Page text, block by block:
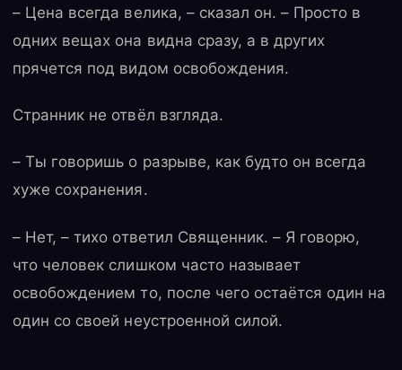
– Цена всегда велика, – сказал он. – Просто в
одних вещах она видна сразу, а в других
прячется под видом освобождения.
Странник не отвёл взгляда.
– Ты говоришь о разрыве, как будто он всегда
хуже сохранения.
– Нет, – тихо ответил Священник. – Я говорю,
что человек слишком часто называет
освобождением то, после чего остаётся один на
один со своей неустроенной силой.